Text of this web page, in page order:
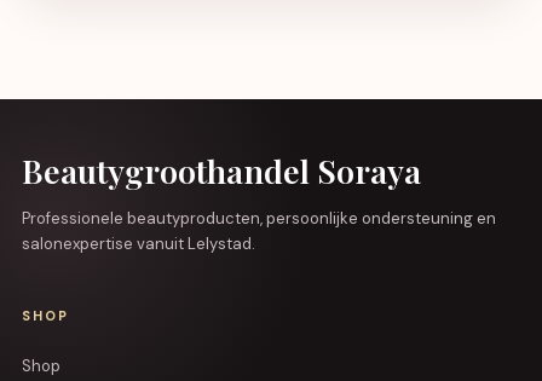
Beautygroothandel Soraya
Professionele beautyproducten, persoonlijke ondersteuning en
salonexpertise vanuit Lelystad.
SHOP
Shop